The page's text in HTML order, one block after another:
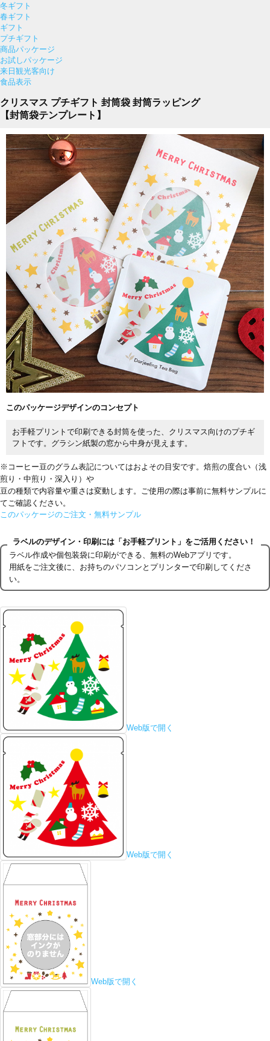
冬ギフト
春ギフト
ギフト
プチギフト
商品パッケージ
お試しパッケージ
来日観光客向け
食品表示
クリスマス プチギフト 封筒袋 封筒ラッピング
【封筒袋テンプレート】
このパッケージデザインのコンセプト
お手軽プリントで印刷できる封筒を使った、クリスマス向けのプチギ
フトです。グラシン紙製の窓から中身が見えます。
※コーヒー豆のグラム表記についてはおよその目安です。焙煎の度合い（浅
煎り・中煎り・深入り）や
豆の種類で内容量や重さは変動します。ご使用の際は事前に無料サンプルに
てご確認ください。
このパッケージのご注文・無料サンプル
ラベルのデザイン・印刷には「お手軽プリント」をご活用ください！
ラベル作成や個包装袋に印刷ができる、無料のWebアプリです。
用紙をご注文後に、お持ちのパソコンとプリンターで印刷してくださ
い。
Web版で開く
Web版で開く
Web版で開く